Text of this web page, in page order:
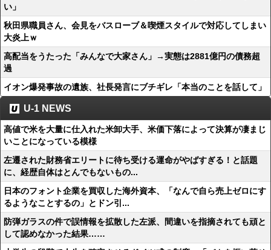
い」
秋田県職員さん、会見をバスローブ＆喫煙スタイルで対応してしまい
大炎上ｗ
高配当をうたった「みんなで大家さん」→実態は2881億円の債務超
過
イオン爆発事故の遺族、社長発言にブチギレ「本当のことを話して」
U-1 NEWS
高値で米を大量に仕入れた米卸大手、米価下落によって決算が凄まじ
いことになっている模様
左遷された財務省エリートに待ち受ける運命がやばすぎる！と話題
に、経歴自体はとんでもないもの...
日本のフォント企業を買収した海外資本、「なんで自ら売上ゼロにす
るようなことするの」とドン引...
防弾ガラスの件で誤情報を拡散した左派、間違いを指摘されても頑と
して認めなかった結果……